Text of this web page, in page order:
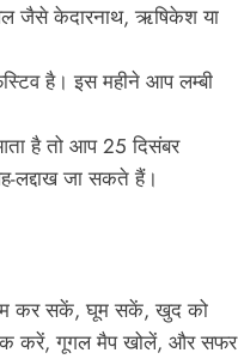
जैसे केदारनाथ, ऋषिकेश या
है। इस महीने आप लम्बी
है तो आप 25 दिसंबर
लद्दाख जा सकते हैं।
कर सकें, घूम सकें, खुद को
करें, गूगल मैप खोलें, और सफर